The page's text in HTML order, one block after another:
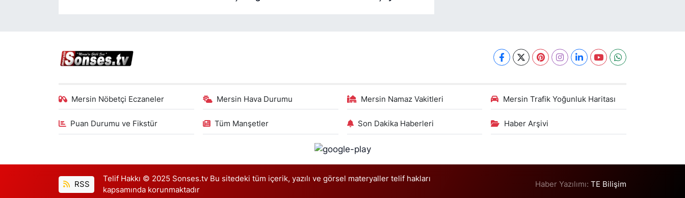
Mersin Nöbetçi Eczaneler Mersin Hava Durumu Mersin Namaz Vakitleri Mersin Trafik Yoğunluk Haritası
Puan Durumu ve Fikstür Tüm Manşetler Son Dakika Haberleri Haber Arşivi
RSS
Telif Hakkı © 2025 Sonses.tv Bu sitedeki tüm içerik, yazılı ve görsel materyaller telif hakları
kapsamında korunmaktadır
Haber Yazılımı:TE Bilişim